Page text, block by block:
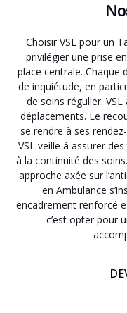
Choisir VSL pour un
privilégier une prise
place centrale. Chaque
de inquiétude, en
de soins régulier.
déplacements. Le
se rendre à ses
VSL veille à assurer
à la continuité des
approche axée sur
en Ambulance
encadrement renforcé
c’est opter pour